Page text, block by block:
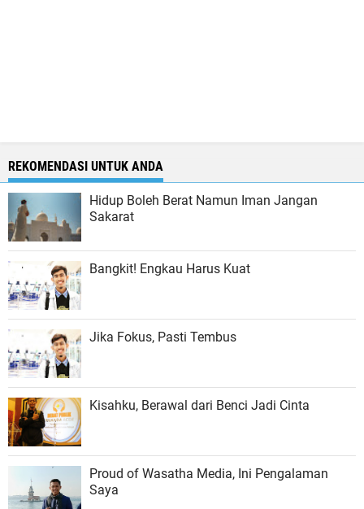
REKOMENDASI UNTUK ANDA
Hidup Boleh Berat Namun Iman Jangan
Sakarat
Bangkit! Engkau Harus Kuat
Jika Fokus, Pasti Tembus
Kisahku, Berawal dari Benci Jadi Cinta
Proud of Wasatha Media, Ini Pengalaman
Saya